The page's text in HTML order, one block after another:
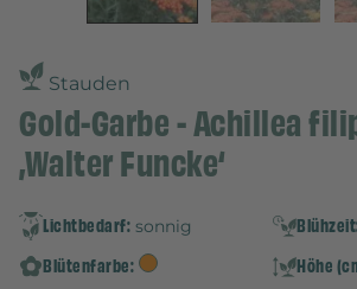
Stauden
Gold-Garbe - Achillea
‚Walter Funcke‘
Lichtbedarf: sonnig
Blütenfarbe: Höhe